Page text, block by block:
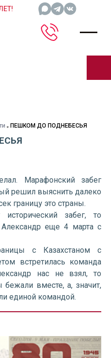
ПЕШКОМ ДО ПОДНЕБЕСЬЯ
Марафонский забег
решил выяснить далеко
границу это страны.
забег, то
Александр еще 4 марта с
с Казахстаном с
встретилась команда
нас не взял, то
вместе, а, значит,
единой командой.